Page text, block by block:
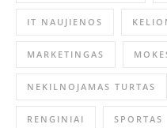
IT NAUJIENOS
MARKETINGAS
NEKILNOJAMAS TURTAS
RENGINIAI SPORTAS